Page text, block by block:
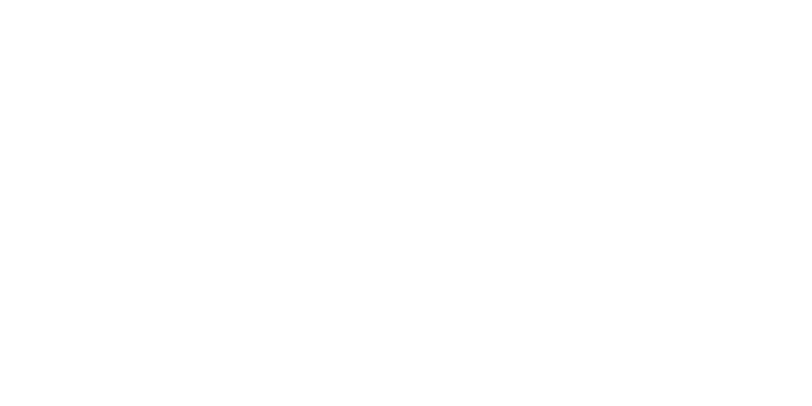
Einkauf, Finanzen, Service, Personal, Recht und Marketing verantwortlich.
Wirtschaftswissenschaften und verfügt über 20 Jahre Managementerfahrung. Zunächst war er von 2002 bis
bis 2016 unterstützte er RENA, eines der weltweit führenden Unternehmen für Nasschemie-Anlagen, als
in das Unternehmen ein.
seinem Studienabschluss in Physik an der Universität Heidelberg 2003 arbeitete er als wissenschaftlicher
für die Photovoltaik ab und wechselte in die Industrie. Berufsbegleitend absolvierte er in den
der centrotherm international AG für das Ressort Vertrieb & Aftersales verantwortlich. Bereits im Oktober